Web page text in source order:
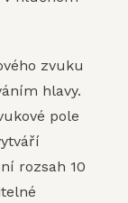
zvuku
hlavy.
pole
rozsah 10